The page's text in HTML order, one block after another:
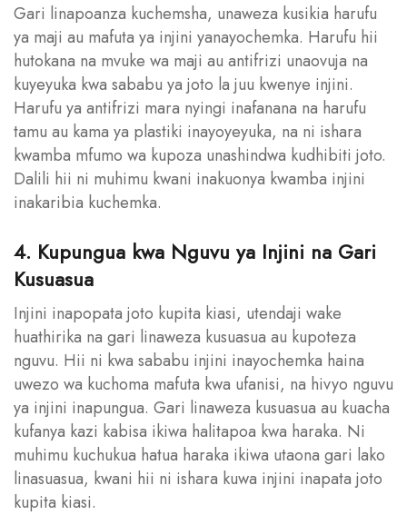
Gari linapoanza kuchemsha, unaweza kusikia harufu
ya maji au mafuta ya injini yanayochemka. Harufu hii
hutokana na mvuke wa maji au antifrizi unaovuja na
kuyeyuka kwa sababu ya joto la juu kwenye injini.
Harufu ya antifrizi mara nyingi inafanana na harufu
tamu au kama ya plastiki inayoyeyuka, na ni ishara
kwamba mfumo wa kupoza unashindwa kudhibiti joto.
Dalili hii ni muhimu kwani inakuonya kwamba injini
inakaribia kuchemka.
4. Kupungua kwa Nguvu ya Injini na Gari
Kusuasua
Injini inapopata joto kupita kiasi, utendaji wake
huathirika na gari linaweza kusuasua au kupoteza
nguvu. Hii ni kwa sababu injini inayochemka haina
uwezo wa kuchoma mafuta kwa ufanisi, na hivyo nguvu
ya injini inapungua. Gari linaweza kusuasua au kuacha
kufanya kazi kabisa ikiwa halitapoa kwa haraka. Ni
muhimu kuchukua hatua haraka ikiwa utaona gari lako
linasuasua, kwani hii ni ishara kuwa injini inapata joto
kupita kiasi.